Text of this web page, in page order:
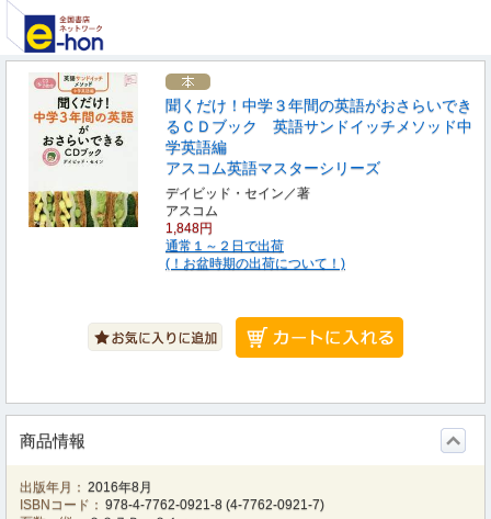
聞くだけ！中学３年間の英語がおさらいでき
るＣＤブック 英語サンドイッチメソッド中
学英語編
アスコム英語マスターシリーズ
デイビッド・セイン／著
アスコム
1,848円
通常１～２日で出荷
(！お盆時期の出荷について！)
商品情報
出版年月： 2016年8月
ISBNコード： 978-4-7762-0921-8 (4-7762-0921-7)